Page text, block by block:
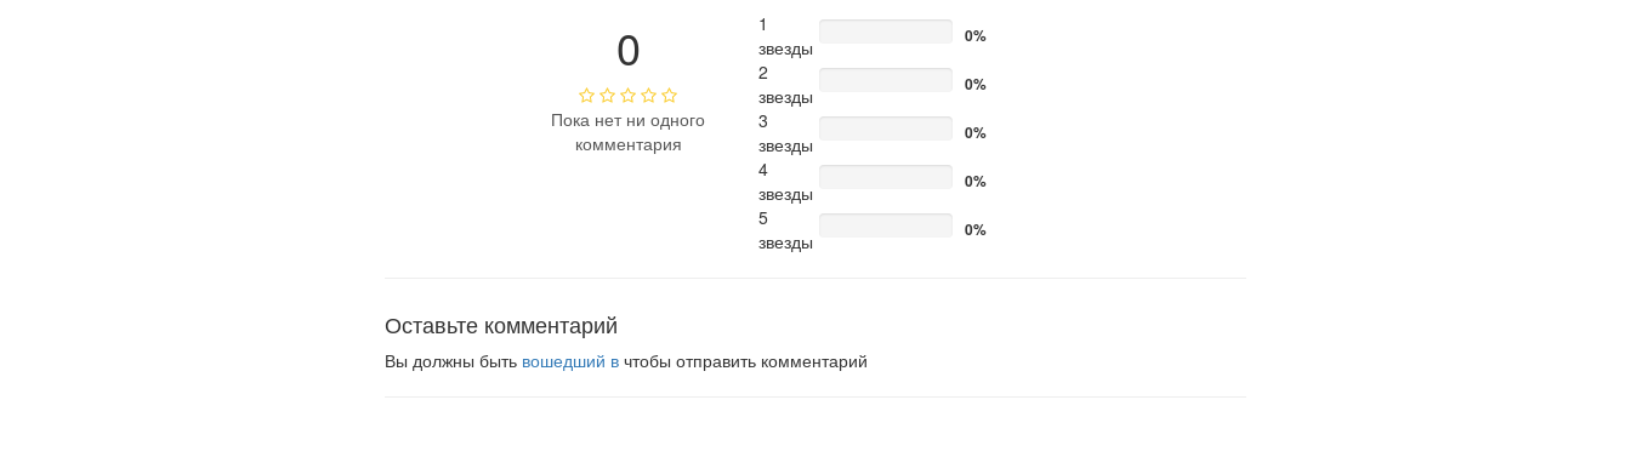
0
Пока нет ни одного
комментария
1
звезды
0%
2
звезды
0%
3
звезды
0%
4
звезды
0%
5
звезды
0%
Оставьте комментарий
Вы должны быть вошедший в чтобы отправить комментарий